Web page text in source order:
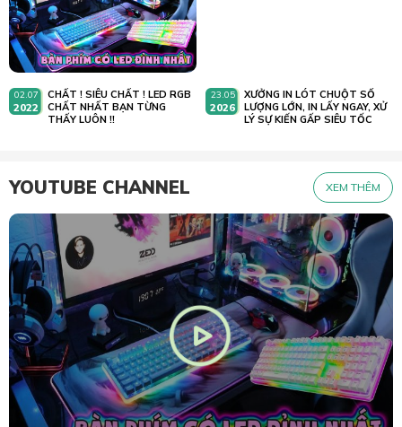
02.07
2022
CHẤT ! SIÊU CHẤT ! LED RGB
CHẤT NHẤT BẠN TỪNG
THẤY LUÔN !!
23.05
2026
XƯỞNG IN LÓT CHUỘT SỐ
LƯỢNG LỚN, IN LẤY NGAY, XỬ
LÝ SỰ KIẾN GẤP SIÊU TỐC
YOUTUBE CHANNEL XEM THÊM